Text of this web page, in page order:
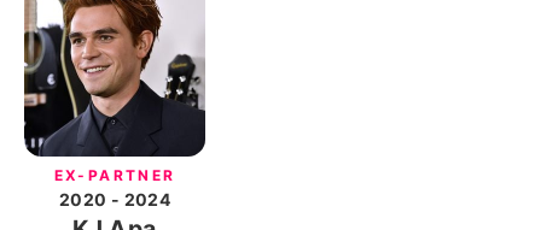
EX-PARTNER
2020 - 2024